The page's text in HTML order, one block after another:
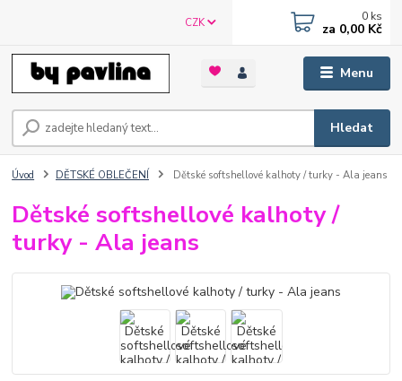
Menu
CZK
Hledat
0 ks
za 0,00 Kč
Úvod DĚTSKÉ OBLEČENÍ Dětské softshellové kalhoty / turky - Ala jeans
Dětské softshellové kalhoty /
turky - Ala jeans